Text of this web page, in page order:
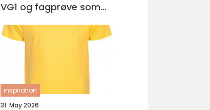
VG1 og fagprøve som
barne- og
ungdomsarbeider –
inspiration
31. May 2026